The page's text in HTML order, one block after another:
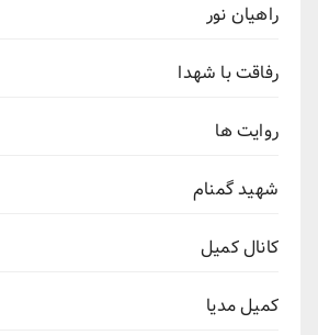
راهیان نور
رفاقت با شهدا
روایت ها
شهید گمنام
کانال کمیل
کمیل مدیا